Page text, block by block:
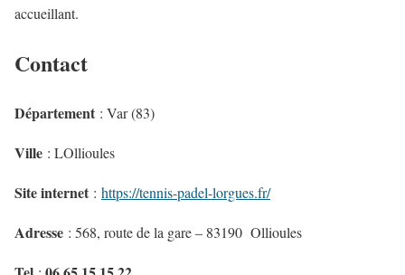
accueillant.
Contact
Département : Var (83)
Ville : LOllioules
Site internet : https://tennis-padel-lorgues.fr/
Adresse : 568, route de la gare – 83190 Ollioules